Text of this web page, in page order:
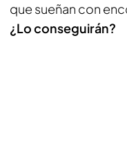
que sueñan con
¿Lo conseguirán?